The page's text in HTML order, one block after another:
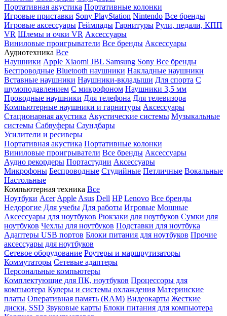
Портативная акустика Портативные колонки
Игровые приставки Sony PlayStation Nintendo Все бренды
Игровые аксессуары Геймпады Гарнитуры Рули, педали, КПП
VR Шлемы и очки VR Аксессуары
Виниловые проигрыватели Все бренды Аксессуары
Аудиотехника Все
Наушники Apple Xiaomi JBL Samsung Sony Все бренды
Беспроводные Bluetooth наушники Накладные наушники
Вставные наушники Наушники-вкладыши Для спорта С
шумоподавлением С микрофоном Наушники 3,5 мм
Проводные наушники Для телефона Для телевизора
Компьютерные наушники и гарнитуры Аксессуары
Стационарная акустика Акустические системы Музыкальные
системы Сабвуферы Саундбары
Усилители и ресиверы
Портативная акустика Портативные колонки
Виниловые проигрыватели Все бренды Аксессуары
Аудио рекордеры Портастудии Аксессуары
Микрофоны Беспроводные Студийные Петличные Вокальные
Настольные
Компьютерная техника Все
Ноутбуки Acer Apple Asus Dell HP Lenovo Все бренды
Недорогие Для учебы Для работы Игровые Мощные
Аксессуары для ноутбуков Рюкзаки для ноутбуков Сумки для
ноутбуков Чехлы для ноутбуков Подставки для ноутбука
Адаптеры USB портов Блоки питания для ноутбуков Прочие
аксессуары для ноутбуков
Сетевое оборудование Роутеры и маршрутизаторы
Коммутаторы Сетевые адаптеры
Персональные компьютеры
Комплектующие для ПК, ноутбуков Процессоры для
компьютера Кулеры и системы охлаждения Материнские
платы Оперативная память (RAM) Видеокарты Жесткие
диски, SSD Звуковые карты Блоки питания для компьютера